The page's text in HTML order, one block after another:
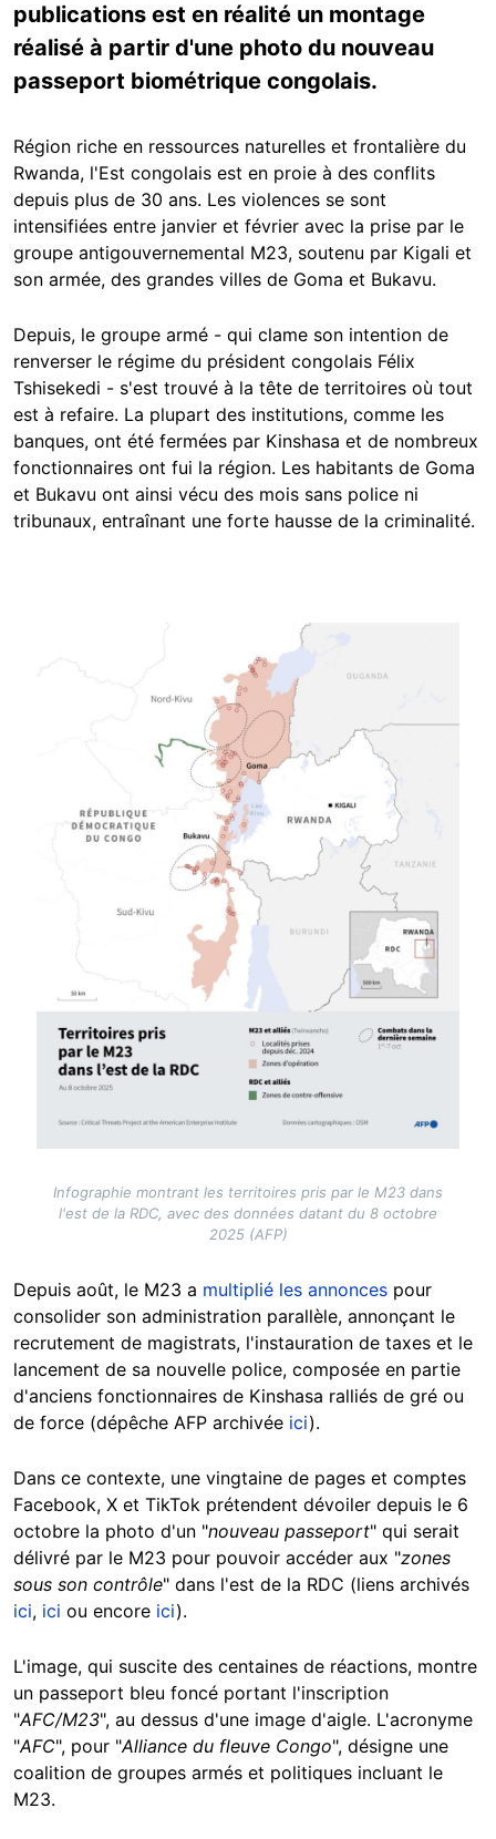
publications est en réalité un montage
réalisé à partir d'une photo du nouveau
passeport biométrique congolais.
Région riche en ressources naturelles et frontalière du
Rwanda, l'Est congolais est en proie à des conflits
depuis plus de 30 ans. Les violences se sont
intensifiées entre janvier et février avec la prise par le
groupe antigouvernemental M23, soutenu par Kigali et
son armée, des grandes villes de Goma et Bukavu.
Depuis, le groupe armé - qui clame son intention de
renverser le régime du président congolais Félix
Tshisekedi - s'est trouvé à la tête de territoires où tout
est à refaire. La plupart des institutions, comme les
banques, ont été fermées par Kinshasa et de nombreux
fonctionnaires ont fui la région. Les habitants de Goma
et Bukavu ont ainsi vécu des mois sans police ni
tribunaux, entraînant une forte hausse de la criminalité.
Infographie montrant les territoires pris par le M23 dans
l'est de la RDC, avec des données datant du 8 octobre
2025 (AFP)
Depuis août, le M23 a multiplié les annonces pour
consolider son administration parallèle, annonçant le
recrutement de magistrats, l'instauration de taxes et le
lancement de sa nouvelle police, composée en partie
d'anciens fonctionnaires de Kinshasa ralliés de gré ou
de force (dépêche AFP archivée ici).
Dans ce contexte, une vingtaine de pages et comptes
Facebook, X et TikTok prétendent dévoiler depuis le 6
octobre la photo d'un "nouveau passeport" qui serait
délivré par le M23 pour pouvoir accéder aux "zones
sous son contrôle" dans l'est de la RDC (liens archivés
ici, ici ou encore ici).
L'image, qui suscite des centaines de réactions, montre
un passeport bleu foncé portant l'inscription
"AFC/M23", au dessus d'une image d'aigle. L'acronyme
"AFC", pour "Alliance du fleuve Congo", désigne une
coalition de groupes armés et politiques incluant le
M23.